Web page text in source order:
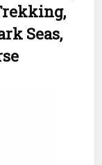
Seas,